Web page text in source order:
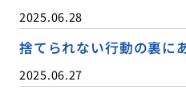
2025.06.28
捨てられない行動の裏に
2025.06.27